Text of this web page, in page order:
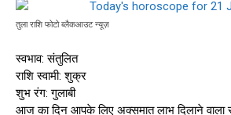
तुला राशि फोटो ब्लैकआउट न्यूज़
स्वभाव: संतुलित
राशि स्वामी: शुक्र
शुभ रंग: गुलाबी
आज का दिन आपके लिए अक्समात लाभ दिलाने वाला